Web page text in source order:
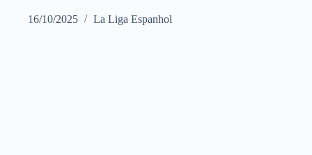
16/10/2025 La Liga Espanhol